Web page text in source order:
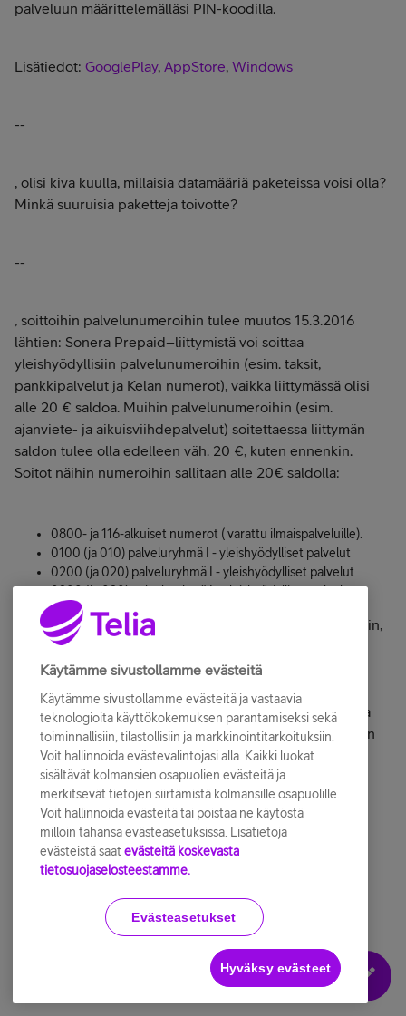
palveluun määrittelemälläsi PIN-koodilla.
Lisätiedot: GooglePlay, AppStore, Windows
--
, olisi kiva kuulla, millaisia datamääriä paketeissa voisi olla?
Minkä suuruisia paketteja toivotte?
--
, soittoihin palvelunumeroihin tulee muutos 15.3.2016
lähtien: Sonera Prepaid–liittymistä voi soittaa
yleishyödyllisiin palvelunumeroihin (esim. taksit,
pankkipalvelut ja Kelan numerot), vaikka liittymässä olisi
alle 20 € saldoa. Muihin palvelunumeroihin (esim.
ajanviete- ja aikuisviihdepalvelut) soitettaessa liittymän
saldon tulee olla edelleen väh. 20 €, kuten ennenkin.
Soitot näihin numeroihin sallitaan alle 20€ saldolla:
0800- ja 116-alkuiset numerot ( varattu ilmaispalveluille).
0100 (ja 010) palveluryhmä I - yleishyödylliset palvelut
0200 (ja 020) palveluryhmä I - yleishyödylliset palvelut
0300 (ja 030) palveluryhmä I - yleishyödylliset palvelut
Tämä muutos sallii soitot edullisimpiin palvelunumeroihin,
esim. suurimpaan osaan takseihin ja pankkipalveluihin.
Nämä numeroavaruudet sisältävät myös terveys ja
sosiaalipalvelunumeroita, mutta niistä ei ole saatavilla
tarkkaa listaa. Muutoksella on pyritty vastaamaan asiasta
tulleisiin useisiin asiakaspalautteisiin, ja mahdollistamaan
prepaid-asiakkaillemme soitot tärkeisiin
palvelunumeroihin, esim. terveyspalveluihin.
Muistattehahan Sonera Prepaid Turvanumero-
ominaisuuden: voit puhua yhteensä 3 min ja lähettää 3
viestiä Suomessa saldon loputtua kahteen ennalta
määriteltyyn matkapuhelinnumeroon.
Käytämme sivustollamme evästeitä
Käytämme sivustollamme evästeitä ja vastaavia
teknologioita käyttökokemuksen parantamiseksi sekä
toiminnallisiin, tilastollisiin ja markkinointitarkoituksiin.
Voit hallinnoida evästevalintojasi alla. Kaikki luokat
sisältävät kolmansien osapuolien evästeitä ja
merkitsevät tietojen siirtämistä kolmansille osapuolille.
Voit hallinnoida evästeitä tai poistaa ne käytöstä
milloin tahansa evästeasetuksissa. Lisätietoja
evästeistä saat evästeitä koskevasta
tietosuojaselosteestamme.
Evästeasetukset
Hyväksy evästeet